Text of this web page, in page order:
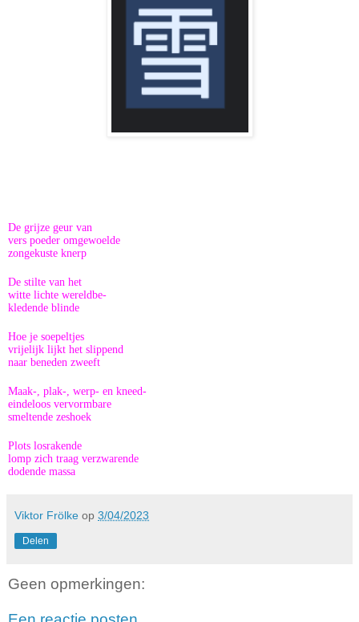
De grijze geur van
vers poeder omgewoelde
zongekuste knerp
De stilte van het
witte lichte wereldbe-
kledende blinde
Hoe je soepeltjes
vrijelijk lijkt het slippend
naar beneden zweeft
Maak-, plak-, werp- en kneed-
eindeloos vervormbare
smeltende zeshoek
Plots losrakende
lomp zich traag verzwarende
dodende massa
Viktor Frölke op 3/04/2023
Delen
Geen opmerkingen: